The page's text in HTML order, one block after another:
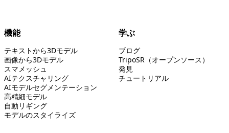
機能
テキストから3Dモデル
画像から3Dモデル
スマメッシュ
AIテクスチャリング
AIモデルセグメンテーション
高精細モデル
自動リギング
モデルのスタイライズ
学ぶ
ブログ
TripoSR（オープンソース）
発見
チュートリアル